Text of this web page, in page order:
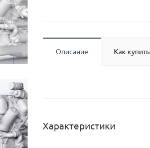
Описание Как купить
Характеристики